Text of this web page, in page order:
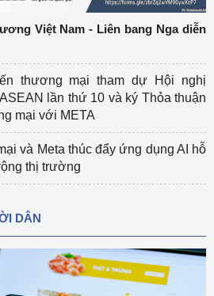
Việt Nam - Liên bang Nga diễn
thương mại tham dự Hội nghị
lần thứ 10 và ký Thỏa thuận
mại với META
và Meta thúc đẩy ứng dụng AI hỗ
thị trường
DÂN